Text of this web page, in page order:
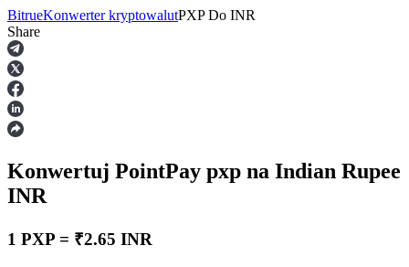
Kontrakty terminowe
BitrueKonwerter kryptowalutPXP Do INR
Share
Konwertuj PointPay pxp na Indian Rupee
INR
1 PXP = ₹2.65 INR